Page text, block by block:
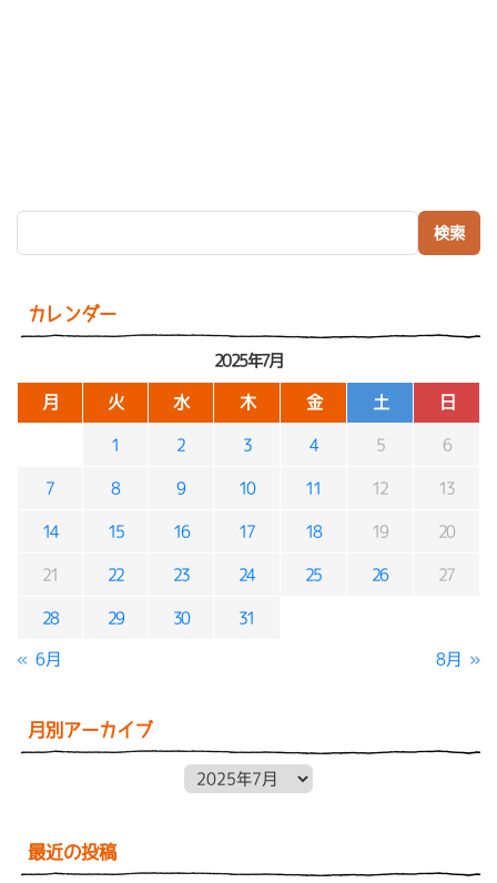
カレンダー
2025年7月
月 火 水 木 金 土 日
1 2 3 4 5 6
7 8 9 10 11 12 13
14 15 16 17 18 19 20
21 22 23 24 25 26 27
28 29 30 31
« 6月 8月 »
月別アーカイブ
最近の投稿